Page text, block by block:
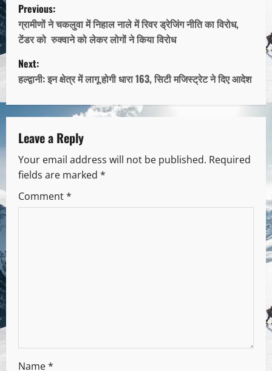
Previous:
ग्रामीणों ने चकलुवा में निहाल नाले में रिवर ड्रेजिंग नीति का विरोध,
टेंडर को रुक्वाने को लेकर लोगों ने किया विरोध
Next:
हल्द्वानी: इन क्षेत्र में लागू होगी धारा 163, सिटी मजिस्ट्रेट ने दिए आदेश
Leave a Reply
Your email address will not be published. Required
fields are marked *
Comment*
Name*